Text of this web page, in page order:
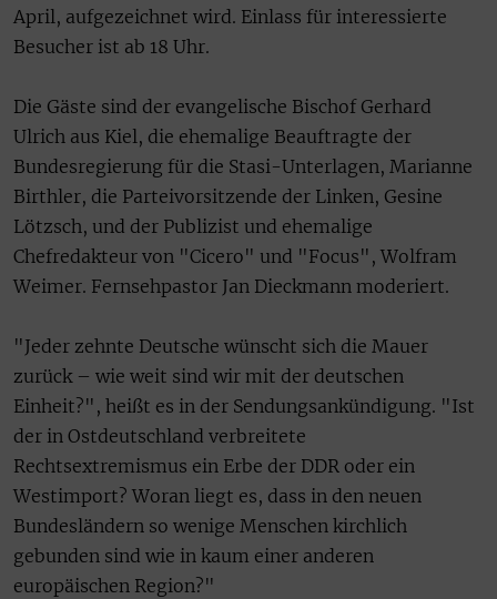
April, aufgezeichnet wird. Einlass für interessierte
Besucher ist ab 18 Uhr.
Die Gäste sind der evangelische Bischof Gerhard
Ulrich aus Kiel, die ehemalige Beauftragte der
Bundesregierung für die Stasi-Unterlagen, Marianne
Birthler, die Parteivorsitzende der Linken, Gesine
Lötzsch, und der Publizist und ehemalige
Chefredakteur von "Cicero" und "Focus", Wolfram
Weimer. Fernsehpastor Jan Dieckmann moderiert.
"Jeder zehnte Deutsche wünscht sich die Mauer
zurück – wie weit sind wir mit der deutschen
Einheit?", heißt es in der Sendungsankündigung. "Ist
der in Ostdeutschland verbreitete
Rechtsextremismus ein Erbe der DDR oder ein
Westimport? Woran liegt es, dass in den neuen
Bundesländern so wenige Menschen kirchlich
gebunden sind wie in kaum einer anderen
europäischen Region?"